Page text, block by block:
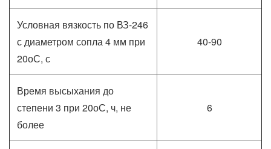
Условная вязкость по ВЗ-246
с диаметром сопла 4 мм при
20оС, с
40-90
Время высыхания до
степени 3 при 20оС, ч, не
более
6